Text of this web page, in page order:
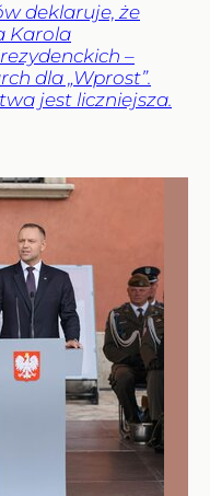
deklaruje, że
Karola
–
dla „Wprost”.
jest liczniejsza.